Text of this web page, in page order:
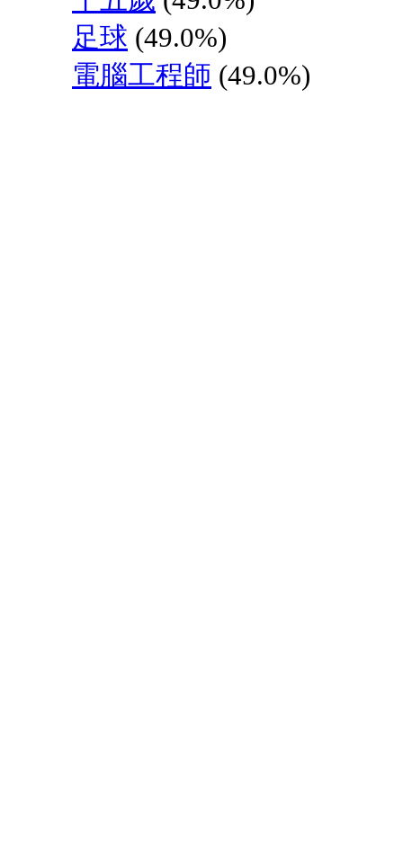
足球 (49.0%)
電腦工程師 (49.0%)